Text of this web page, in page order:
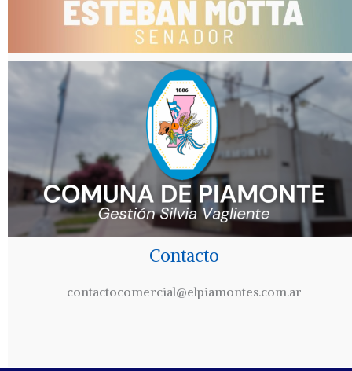
Contacto
contactocomercial@elpiamontes.com.ar